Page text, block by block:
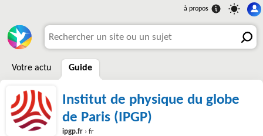
Votre actu Guide
Institut de physique du globe
de Paris (IPGP)
ipgp.fr › fr